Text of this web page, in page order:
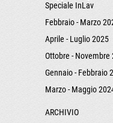
Speciale InLav
Febbraio - Marzo
Aprile - Luglio 2025
Ottobre - Novembre
Gennaio - Febbraio
Marzo - Maggio
ARCHIVIO